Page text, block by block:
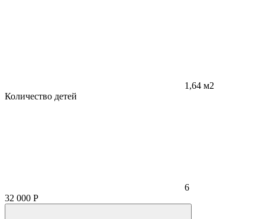
1,64 м2
Количество детей
6
32 000 Р